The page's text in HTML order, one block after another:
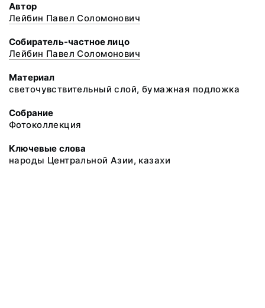
Автор
Лейбин Павел Соломонович
Собиратель-частное лицо
Лейбин Павел Соломонович
Материал
светочувствительный слой, бумажная подложка
Собрание
Фотоколлекция
Ключевые слова
народы Центральной Азии, казахи